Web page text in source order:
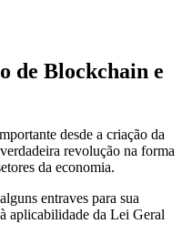
de Blockchain e
desde a criação da
revolução na forma
da economia.
entraves para sua
aplicabilidade da Lei Geral